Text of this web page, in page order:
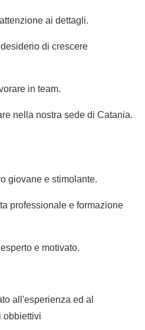
ai dettagli.
di crescere
in team.
nella nostra sede di Catania.
giovane e stimolante.
professionale e formazione
e motivato.
all'esperienza ed al
obbiettivi